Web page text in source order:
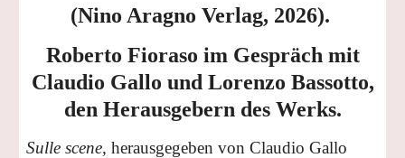
(Nino Aragno Verlag, 2026).
Roberto Fioraso im Gespräch mit
Claudio Gallo und Lorenzo Bassotto,
den Herausgebern des Werks.
Sulle scene, herausgegeben von Claudio Gallo